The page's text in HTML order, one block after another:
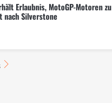
Erlaubnis, MotoGP-Motoren zu
nach Silverstone